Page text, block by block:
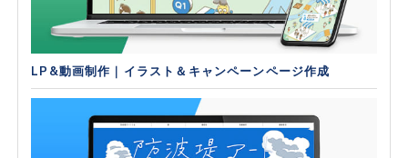
LP&動画制作｜イラスト＆キャンペーンページ作成